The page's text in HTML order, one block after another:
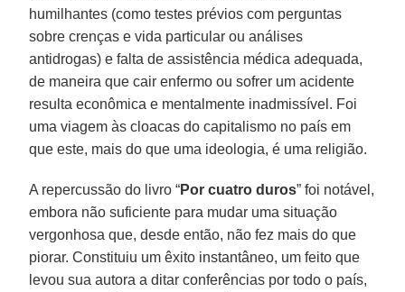
humilhantes (como testes prévios com perguntas
sobre crenças e vida particular ou análises
antidrogas) e falta de assistência médica adequada,
de maneira que cair enfermo ou sofrer um acidente
resulta econômica e mentalmente inadmissível. Foi
uma viagem às cloacas do capitalismo no país em
que este, mais do que uma ideologia, é uma religião.
A repercussão do livro “Por cuatro duros” foi notável,
embora não suficiente para mudar uma situação
vergonhosa que, desde então, não fez mais do que
piorar. Constituiu um êxito instantâneo, um feito que
levou sua autora a ditar conferências por todo o país,